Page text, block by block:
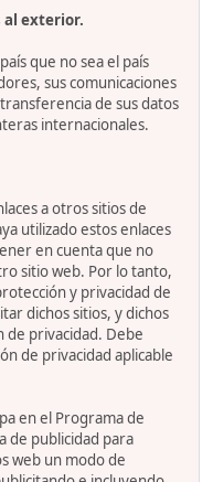
al exterior.
que no sea el país
sus comunicaciones
de sus datos
internacionales.
a otros sitios de
utilizado estos enlaces
en cuenta que no
sitio web. Por lo tanto,
y privacidad de
dichos sitios, y dichos
de privacidad. Debe
de privacidad aplicable
en el Programa de
de publicidad para
web un modo de